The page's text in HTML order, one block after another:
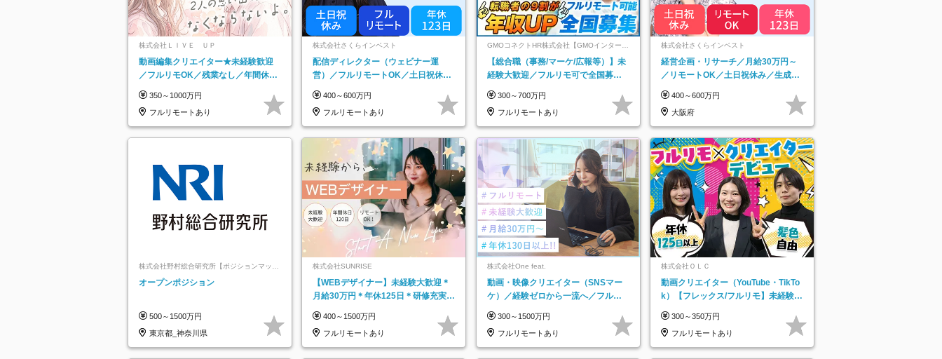
株式会社ＬＩＶＥ ＵＰ
動画編集クリエイター★未経験歓迎
／フルリモOK／残業なし／年間休日
実で安心
350～1000万円
フルリモートあり
株式会社さくらインベスト
配信ディレクター（ウェビナー運
営）／フルリモートOK／土日祝休み
400～600万円
フルリモートあり
GMOコネクトHR株式会社【GMOインターネ
ットグループ】
【総合職（事務/マーケ/広報等）】未
経験大歓迎／フルリモ可で全国募
★
300～700万円
フルリモートあり
株式会社さくらインベスト
経営企画・リサーチ／月給30万円～
／リモートOK／土日祝休み／生成AI
400～600万円
大阪府
株式会社野村総合研究所【ポジションマッチ
オープンポジション
500～1500万円
東京都_神奈川県
株式会社SUNRISE
【WEBデザイナー】未経験大歓迎＊
月給30万円＊年休125日＊研修充実＊
400～1500万円
フルリモートあり
株式会社One feat.
動画・映像クリエイター（SNSマー
ケ）／経験ゼロから一流へ／フルリ
日以上
300～1500万円
フルリモートあり
株式会社ＯＬＣ
動画クリエイター（YouTube・TikTo
k）【フレックス/フルリモ】未経験O
300～350万円
フルリモートあり